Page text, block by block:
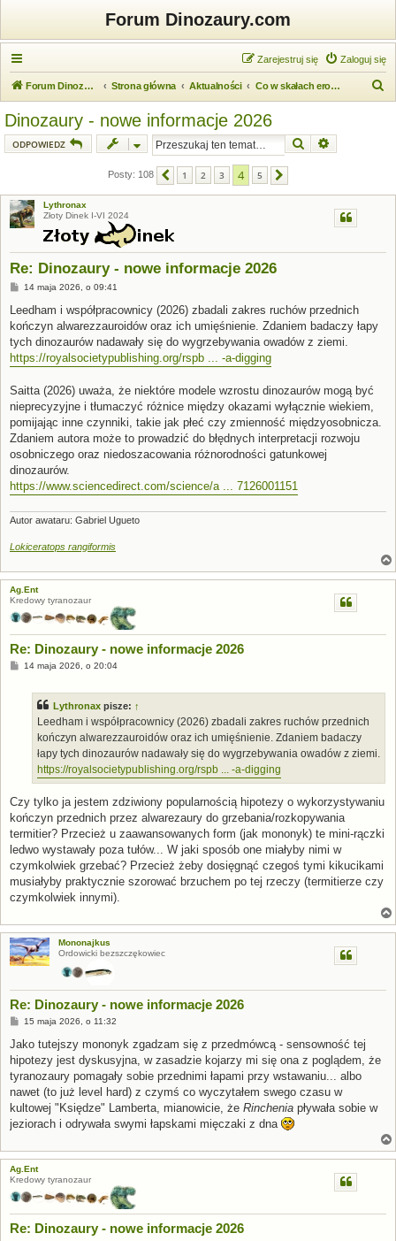
Forum Dinozaury.com
Zaloguj się
Zarejestruj się
Forum Dinozaury.com Strona główna Aktualności Co w skałach eroduje
Dinozaury - nowe informacje 2026
ODPOWIEDZ Szukaj
Posty: 108 Poprzednia
1 2 3 4 5
Lythronax
Złoty Dinek I-VI 2024
Re: Dinozaury - nowe informacje 2026
P
s
14 maja 2026, o 09:41
Leedham i współpracownicy (2026) zbadali zakres ruchów przednich
kończyn alwarezzauroidów oraz ich umięśnienie. Zdaniem badaczy łapy
tych dinozaurów nadawały się do wygrzebywania owadów z ziemi.
https://royalsocietypublishing.org/rspb ... -a-digging
Saitta (2026) uważa, że niektóre modele wzrostu dinozaurów mogą być
nieprecyzyjne i tłumaczyć różnice między okazami wyłącznie wiekiem,
pomijając inne czynniki, takie jak płeć czy zmienność międzyosobnicza.
Zdaniem autora może to prowadzić do błędnych interpretacji rozwoju
osobniczego oraz niedoszacowania różnorodności gatunkowej
dinozaurów.
https://www.sciencedirect.com/science/a ... 7126001151
Autor awataru: Gabriel Ugueto
Lokiceratops rangiformis
Ag.Ent
Kredowy tyranozaur
Re: Dinozaury - nowe informacje 2026
P14 maja 2026, o 20:04
Lythronax pisze: ↑
Leedham i współpracownicy (2026) zbadali zakres ruchów przednich
kończyn alwarezzauroidów oraz ich umięśnienie. Zdaniem badaczy
łapy tych dinozaurów nadawały się do wygrzebywania owadów z ziemi.
https://royalsocietypublishing.org/rspb ... -a-digging
Czy tylko ja jestem zdziwiony popularnością hipotezy o wykorzystywaniu
kończyn przednich przez alwarezaury do grzebania/rozkopywania
termitier? Przecież u zaawansowanych form (jak mononyk) te mini-rączki
ledwo wystawały poza tułów... W jaki sposób one miałyby nimi w
czymkolwiek grzebać? Przecież żeby dosięgnąć czegoś tymi kikucikami
musiałyby praktycznie szorować brzuchem po tej rzeczy (termitierze czy
czymkolwiek innymi).
Mononajkus
Ordowicki bezszczękowiec
Re: Dinozaury - nowe informacje 2026
P
s
15 maja 2026, o 11:32
Jako tutejszy mononyk zgadzam się z przedmówcą - sensowność tej
hipotezy jest dyskusyjna, w zasadzie kojarzy mi się ona z poglądem, że
tyranozaury pomagały sobie przednimi łapami przy wstawaniu... albo
nawet (to już level hard) z czymś co wyczytałem swego czasu w
kultowej "Księdze" Lamberta, mianowicie, że Rinchenia pływała sobie w
jeziorach i odrywała swymi łapskami mięczaki z dna
Ag.Ent
Kredowy tyranozaur
Re: Dinozaury - nowe informacje 2026